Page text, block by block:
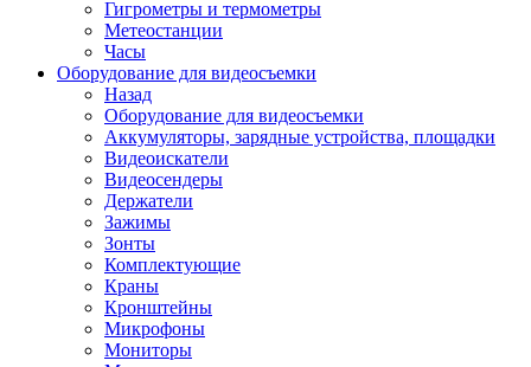
Гигрометры и термометры
Метеостанции
Часы
Оборудование для видеосъемки
Назад
Оборудование для видеосъемки
Аккумуляторы, зарядные устройства, площадки
Видеоискатели
Видеосендеры
Держатели
Зажимы
Зонты
Комплектующие
Краны
Кронштейны
Микрофоны
Мониторы